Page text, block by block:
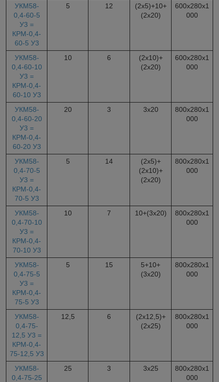
УКМ58-
0,4-60-5
У3 =
КРМ-0,4-
60-5 У3
5 12
(2х5)+10+
(2х20)
600х280х1
000
УКМ58-
0,4-60-10
У3 =
КРМ-0,4-
60-10 У3
10 6
(2х10)+
(2х20)
600х280х1
000
УКМ58-
0,4-60-20
У3 =
КРМ-0,4-
60-20 У3
20 3 3х20
800х280х1
000
УКМ58-
0,4-70-5
У3 =
КРМ-0,4-
70-5 У3
5 14
(2х5)+
(2х10)+
(2х20)
800х280х1
000
УКМ58-
0,4-70-10
У3 =
КРМ-0,4-
70-10 У3
10 7 10+(3х20)
800х280х1
000
УКМ58-
0,4-75-5
У3 =
КРМ-0,4-
75-5 У3
5 15
5+10+
(3х20)
800х280х1
000
УКМ58-
0,4-75-
12,5 У3 =
КРМ-0,4-
75-12,5 У3
12,5 6
(2х12,5)+
(2х25)
800х280х1
000
УКМ58-
0,4-75-25
25 3 3х25
800х280х1
000